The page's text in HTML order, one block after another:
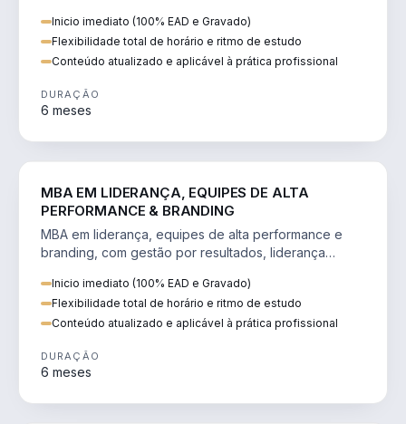
Inicio imediato (100% EAD e Gravado)
Flexibilidade total de horário e ritmo de estudo
Conteúdo atualizado e aplicável à prática profissional
DURAÇÃO
6 meses
MBA EM LIDERANÇA, EQUIPES DE ALTA
PERFORMANCE & BRANDING
MBA em liderança, equipes de alta performance e
branding, com gestão por resultados, liderança
Inicio imediato (100% EAD e Gravado)
Flexibilidade total de horário e ritmo de estudo
Conteúdo atualizado e aplicável à prática profissional
DURAÇÃO
6 meses